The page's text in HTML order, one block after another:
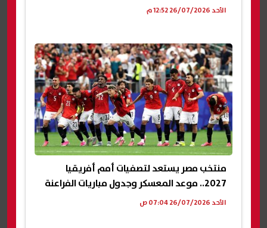
الأحد 26/07/2026 12:52 م
منتخب مصر يستعد لتصفيات أمم أفريقيا
2027.. موعد المعسكر وجدول مباريات الفراعنة
الأحد 26/07/2026 07:04 ص